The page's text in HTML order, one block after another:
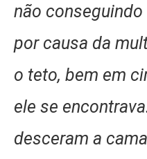
não
por causa da
o teto, bem em
ele se
desceram a